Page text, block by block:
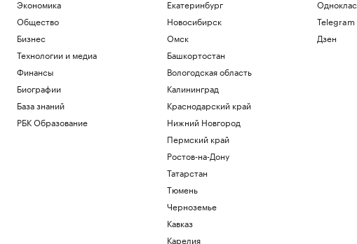
Вучич пообещал сделать все для
помощи Украине на «европейском
пути»
Политика
Самолет выкатился за пределы полосы
в Норильске и получил повреждения
Общество
угрозы атак БПЛА
Краснодарский край
Экономика
Общество
Бизнес
Технологии и медиа
Финансы
Биографии
База знаний
РБК Образование
Екатеринбург
Новосибирск
Омск
Башкортостан
Вологодская область
Калининград
Краснодарский край
Нижний Новгород
Пермский край
Ростов-на-Дону
Татарстан
Тюмень
Черноземье
Кавказ
Карелия
Telegram
Дзен